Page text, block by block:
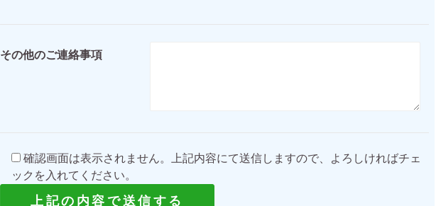
その他のご連絡事項
確認画面は表示されません。上記内容にて送信しますので、よろしければチェ
ックを入れてください。